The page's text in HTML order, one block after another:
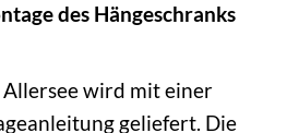
des Hängeschranks
wird mit einer
geliefert. Die